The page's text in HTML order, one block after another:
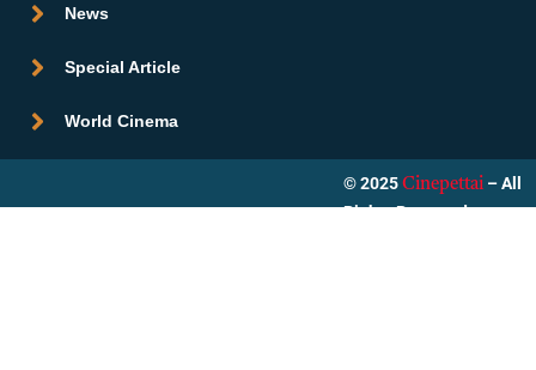
News
Special Article
World Cinema
© 2025 Cinepettai – All
Rights Reserved